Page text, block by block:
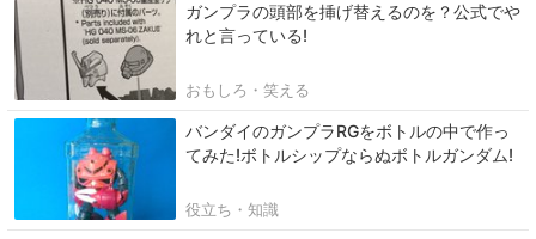
ガンプラの頭部を挿げ替えるのを？公式でや
れと言っている!
おもしろ・笑える
バンダイのガンプラRGをボトルの中で作っ
てみた!ボトルシップならぬボトルガンダム!
役立ち・知識